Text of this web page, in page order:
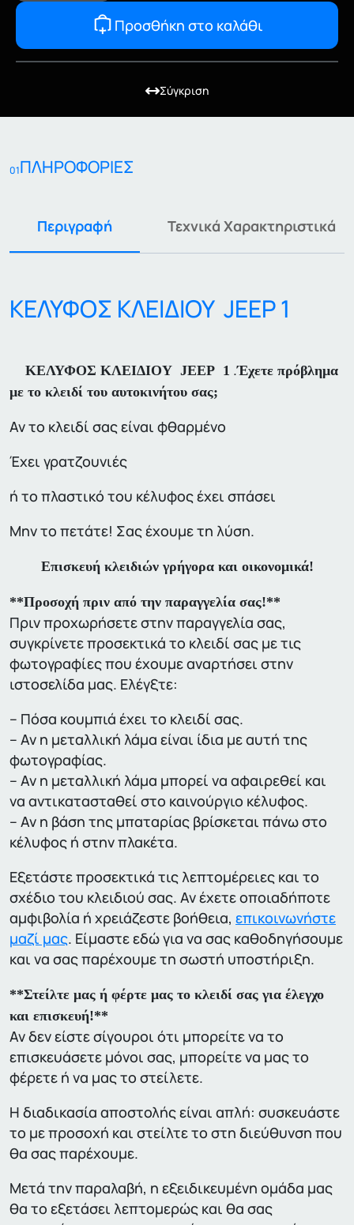
Προσθήκη στο καλάθι
Σύγκριση
01ΠΛΗΡΟΦΟΡΙΕΣ
Περιγραφή Τεχνικά Χαρακτηριστικά
ΚΕΛΥΦΟΣ ΚΛΕΙΔΙΟΥ JEEP 1
ΚΕΛΥΦΟΣ ΚΛΕΙΔΙΟΥ JEEP 1 .Έχετε πρόβλημα
με το κλειδί του αυτοκινήτου σας;
Αν το κλειδί σας είναι φθαρμένο
Έχει γρατζουνιές
ή το πλαστικό του κέλυφος έχει σπάσει
Μην το πετάτε! Σας έχουμε τη λύση.
Επισκευή κλειδιών γρήγορα και οικονομικά!
**Προσοχή πριν από την παραγγελία σας!**
Πριν προχωρήσετε στην παραγγελία σας,
συγκρίνετε προσεκτικά το κλειδί σας με τις
φωτογραφίες που έχουμε αναρτήσει στην
ιστοσελίδα μας. Ελέγξτε:
– Πόσα κουμπιά έχει το κλειδί σας.
– Αν η μεταλλική λάμα είναι ίδια με αυτή της
φωτογραφίας.
– Αν η μεταλλική λάμα μπορεί να αφαιρεθεί και
να αντικατασταθεί στο καινούργιο κέλυφος.
– Αν η βάση της μπαταρίας βρίσκεται πάνω στο
κέλυφος ή στην πλακέτα.
Εξετάστε προσεκτικά τις λεπτομέρειες και το
σχέδιο του κλειδιού σας. Αν έχετε οποιαδήποτε
αμφιβολία ή χρειάζεστε βοήθεια, επικοινωνήστε
μαζί μας. Είμαστε εδώ για να σας καθοδηγήσουμε
και να σας παρέχουμε τη σωστή υποστήριξη.
**Στείλτε μας ή φέρτε μας το κλειδί σας για έλεγχο
και επισκευή!**
Αν δεν είστε σίγουροι ότι μπορείτε να το
επισκευάσετε μόνοι σας, μπορείτε να μας το
φέρετε ή να μας το στείλετε.
Η διαδικασία αποστολής είναι απλή: συσκευάστε
το με προσοχή και στείλτε το στη διεύθυνση που
θα σας παρέχουμε.
Μετά την παραλαβή, η εξειδικευμένη ομάδα μας
θα το εξετάσει λεπτομερώς και θα σας